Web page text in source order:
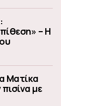
– Η
Ματίκα
με